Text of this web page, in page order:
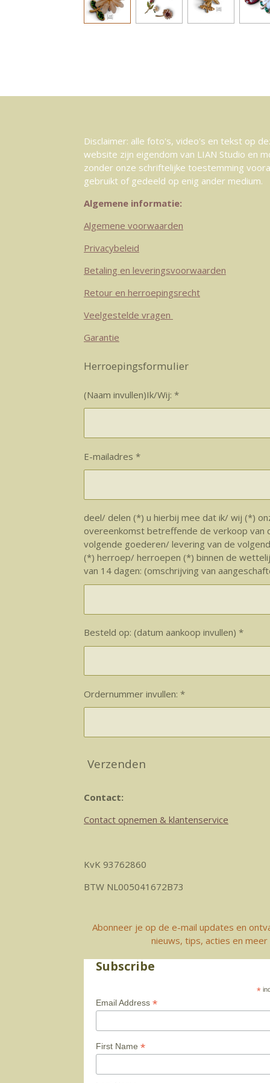
Disclaimer: alle foto's, video's en tekst op
website zijn eigendom van LIAN Studio en
zonder onze schriftelijke toestemming
gebruikt of gedeeld op enig ander medium.
Algemene informatie:
Algemene voorwaarden
Privacybeleid
Betaling en leveringsvoorwaarden
Retour en herroepingsrecht
Veelgestelde vragen
Garantie
Herroepingsformulier
(Naam invullen)Ik/Wij: *
E-mailadres *
deel/ delen (*) u hierbij mee dat ik/ wij (*)
overeenkomst betreffende de verkoop van
volgende goederen/ levering van de
(*) herroep/ herroepen (*) binnen de
van 14 dagen: (omschrijving van
Besteld op: (datum aankoop invullen) *
Ordernummer invullen: *
Verzenden
Contact:
Contact opnemen & klantenservice
KvK 93762860
BTW NL005041672B73
Abonneer je op de e-mail updates en
nieuws, tips, acties en meer
Subscribe
*
Email Address *
First Name *